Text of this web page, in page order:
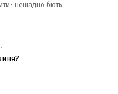
нещадно бють